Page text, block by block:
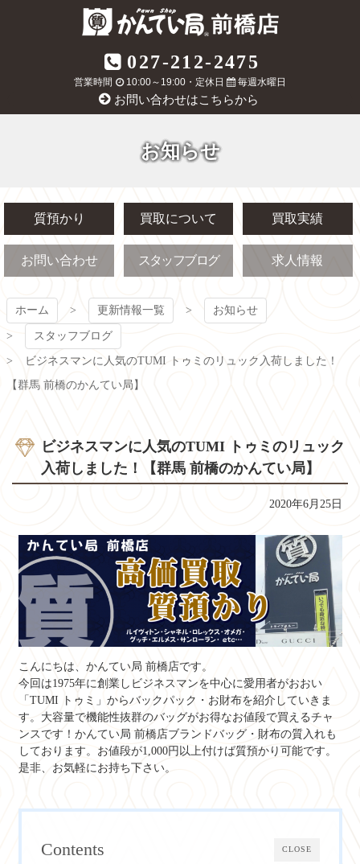
質屋かんてい局
前橋店
027-212-2475
営業時間 10:00～19:00・定休日 毎週水曜日
お問い合わせはこちらから
お知らせ
質預かり 買取について 買取実績
お問い合わせ スタッフブログ 求人情報
ホーム 更新情報一覧 お知らせ
スタッフブログ
ビジネスマンに人気のTUMI トゥミのリュック入荷しました！
【群馬 前橋のかんてい局】
ビジネスマンに人気のTUMI トゥミのリュック
入荷しました！【群馬 前橋のかんてい局】
2020年6月25日
こんにちは、かんてい局 前橋店です。
今回は1975年に創業しビジネスマンを中心に愛用者がおおい
「TUMI トゥミ」からバックパック・お財布を紹介していきま
す。大容量で機能性抜群のバッグがお得なお値段で買えるチャ
ンスです！かんてい局 前橋店ブランドバッグ・財布の質入れも
しております。お値段が1,000円以上付けば質預かり可能です。
是非、お気軽にお持ち下さい。
CLOSE
Contents